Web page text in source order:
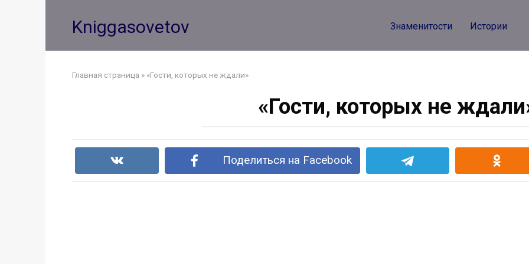
Kniggasovetov Знаменитости Истории
Главная страница » «Гости, которых не ждали»
«Гости, которых не
Поделиться на Facebook